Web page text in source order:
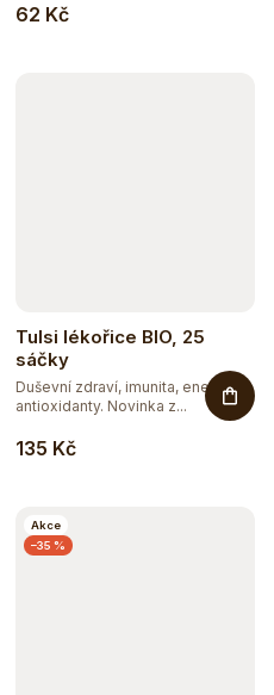
62 Kč
Tulsi lékořice BIO, 25
sáčky
135 Kč
Duševní zdraví, imunita, energie,
antioxidanty. Novinka z...
Akce
–35 %